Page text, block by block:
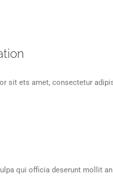
sit ets amet, consectetur
qui officia deserunt mollit